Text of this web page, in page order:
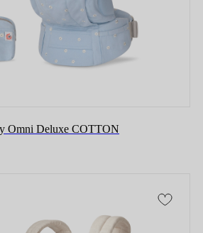
Omni Deluxe COTTON